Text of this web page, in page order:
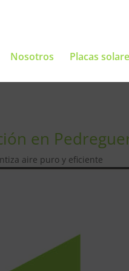
Nosotros Placas
en
aire puro y eficiente